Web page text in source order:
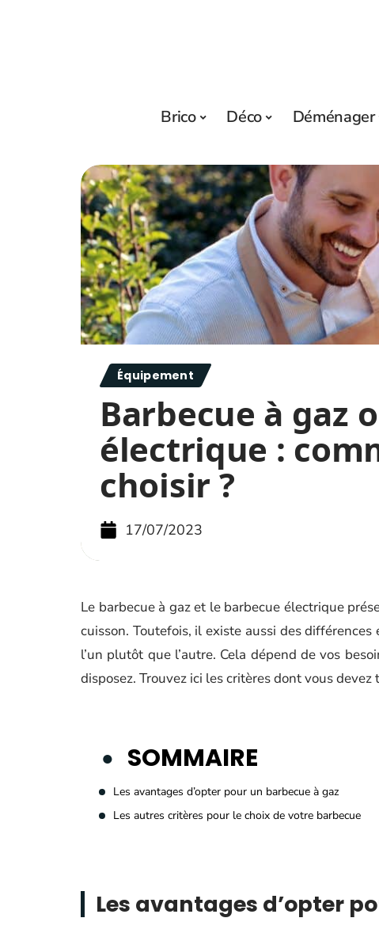
Brico Déco Déménager
Équipement
Barbecue à gaz
électrique :
choisir ?
17/07/2023
Le barbecue à gaz et le barbecue électrique
cuisson. Toutefois, il existe aussi des
l’un plutôt que l’autre. Cela dépend de vos
disposez. Trouvez ici les critères dont vous
SOMMAIRE
Les avantages d’opter pour un barbecue à gaz
Les autres critères pour le choix de votre barbecue
Les avantages d’opter